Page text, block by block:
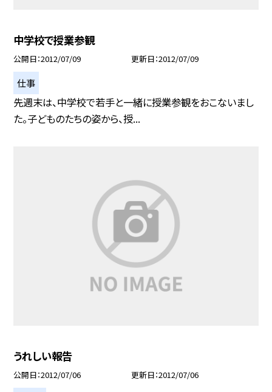
中学校で授業参観
公開日 2012/07/09 更新日 2012/07/09
仕事
先週末は、中学校で若手と一緒に授業参観をおこないまし
た。子どものたちの姿から、授...
うれしい報告
公開日 2012/07/06 更新日 2012/07/06